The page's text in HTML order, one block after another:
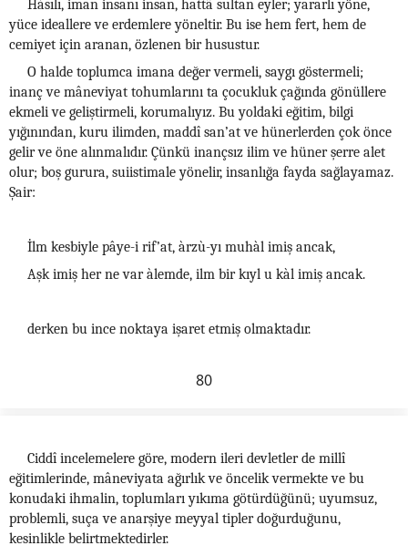
Hàsılı, iman insanı insan, hattâ sultan eyler; yararlı yöne,
yüce ideallere ve erdemlere yöneltir. Bu ise hem fert, hem de
cemiyet için aranan, özlenen bir husustur.
O halde toplumca imana değer vermeli, saygı göstermeli;
inanç ve mâneviyat tohumlarını ta çocukluk çağında gönüllere
ekmeli ve geliştirmeli, korumalıyız. Bu yoldaki eğitim, bilgi
yığınından, kuru ilimden, maddî san’at ve hünerlerden çok önce
gelir ve öne alınmalıdır. Çünkü inançsız ilim ve hüner şerre alet
olur; boş gurura, suiistimale yönelir, insanlığa fayda sağlayamaz.
Şair:
İlm kesbiyle pâye-i rif’at, àrzù-yı muhàl imiş ancak,
Aşk imiş her ne var àlemde, ilm bir kıyl u kàl imiş ancak.
derken bu ince noktaya işaret etmiş olmaktadır.
80
Ciddî incelemelere göre, modern ileri devletler de millî
eğitimlerinde, mâneviyata ağırlık ve öncelik vermekte ve bu
konudaki ihmalin, toplumları yıkıma götürdüğünü; uyumsuz,
problemli, suça ve anarşiye meyyal tipler doğurduğunu,
kesinlikle belirtmektedirler.